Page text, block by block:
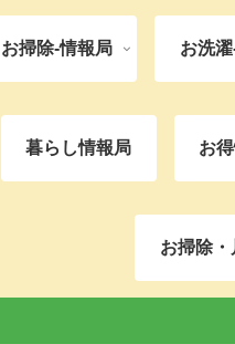
お掃除-情報局 お洗
暮らし情報局 お
お掃除・